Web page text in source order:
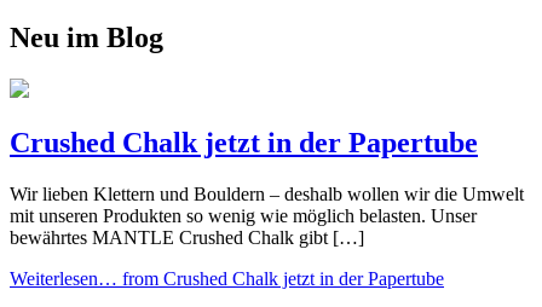
Neu im Blog
Crushed Chalk jetzt in der Papertube
Wir lieben Klettern und Bouldern – deshalb wollen wir die Umwelt
mit unseren Produkten so wenig wie möglich belasten. Unser
bewährtes MANTLE Crushed Chalk gibt […]
Weiterlesen… from Crushed Chalk jetzt in der Papertube